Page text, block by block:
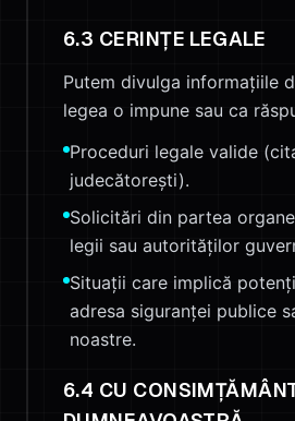
6.3 CERINȚE LEGALE
Putem divulga informațiile
legea o impune sau ca
Proceduri legale valide
judecătorești).
Solicitări din partea
legii sau autorităților
Situații care implică
adresa siguranței publice
noastre.
6.4 CU